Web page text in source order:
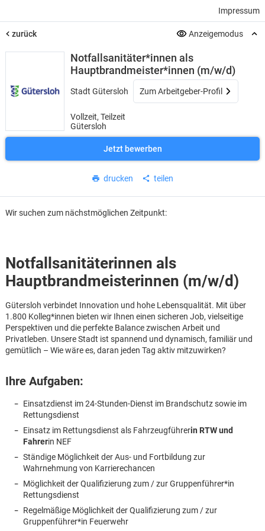
Impressum
zurück Anzeigemodus
Notfallsanitäter*innen als
Hauptbrandmeister*innen (m/w/d)
Stadt Gütersloh Zum Arbeitgeber-Profil
Vollzeit, Teilzeit
Gütersloh
Jetzt bewerben
drucken teilen
Wir suchen zum nächstmöglichen Zeitpunkt:
Notfallsanitäterinnen als
Hauptbrandmeisterinnen (m/w/d)
Gütersloh verbindet Innovation und hohe Lebensqualität. Mit über
1.800 Kolleg*innen bieten wir Ihnen einen sicheren Job, vielseitige
Perspektiven und die perfekte Balance zwischen Arbeit und
Privatleben. Unsere Stadt ist spannend und dynamisch, familiär und
gemütlich – Wie wäre es, daran jeden Tag aktiv mitzuwirken?
Ihre Aufgaben:
Einsatzdienst im 24-Stunden-Dienst im Brandschutz sowie im
Rettungsdienst
Einsatz im Rettungsdienst als Fahrzeugführerin RTW und
Fahrerin NEF
Ständige Möglichkeit der Aus- und Fortbildung zur
Wahrnehmung von Karrierechancen
Möglichkeit der Qualifizierung zum / zur Gruppenführer*in
Rettungsdienst
Regelmäßige Möglichkeit der Qualifizierung zum / zur
Gruppenführer*in Feuerwehr